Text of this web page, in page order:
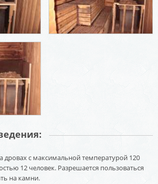
дровах с максимальной температурой 120
12 человек. Разрешается пользоваться
на камни.